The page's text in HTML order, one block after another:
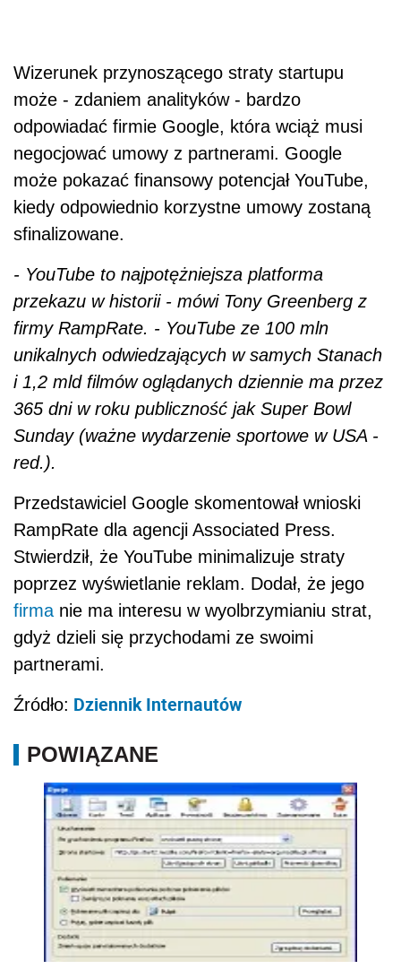
Wizerunek przynoszącego straty startupu
może - zdaniem analityków - bardzo
odpowiadać firmie Google, która wciąż musi
negocjować umowy z partnerami. Google
może pokazać finansowy potencjał YouTube,
kiedy odpowiednio korzystne umowy zostaną
sfinalizowane.
- YouTube to najpotężniejsza platforma
przekazu w historii - mówi Tony Greenberg z
firmy RampRate. - YouTube ze 100 mln
unikalnych odwiedzających w samych Stanach
i 1,2 mld filmów oglądanych dziennie ma przez
365 dni w roku publiczność jak Super Bowl
Sunday (ważne wydarzenie sportowe w USA -
red.).
Przedstawiciel Google skomentował wnioski
RampRate dla agencji Associated Press.
Stwierdził, że YouTube minimalizuje straty
poprzez wyświetlanie reklam. Dodał, że jego
firma nie ma interesu w wyolbrzymianiu strat,
gdyż dzieli się przychodami ze swoimi
partnerami.
Źródło: Dziennik Internautów
POWIĄZANE